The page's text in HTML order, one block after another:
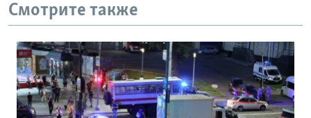
Смотрите также